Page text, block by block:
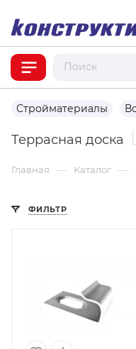
Стройматериалы
Террасная доска
Главная — Каталог —
ФИЛЬТР